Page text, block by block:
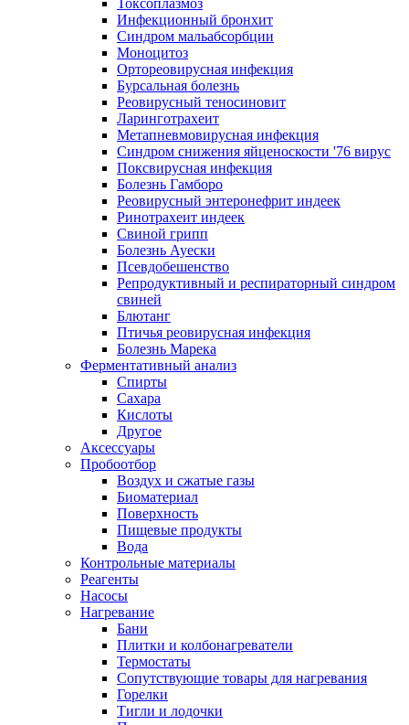
Токсоплазмоз
Инфекционный бронхит
Синдром мальабсорбции
Моноцитоз
Ортореовирусная инфекция
Бурсальная болезнь
Реовирусный теносиновит
Ларинготрахеит
Метапневмовирусная инфекция
Синдром снижения яйценоскости '76 вирус
Поксвирусная инфекция
Болезнь Гамборо
Реовирусный энтеронефрит индеек
Ринотрахеит индеек
Свиной грипп
Болезнь Ауески
Псевдобешенство
Репродуктивный и респираторный синдром
свиней
Блютанг
Птичья реовирусная инфекция
Болезнь Марека
Ферментативный анализ
Спирты
Сахара
Кислоты
Другое
Аксессуары
Пробоотбор
Воздух и сжатые газы
Биоматериал
Поверхность
Пищевые продукты
Вода
Контрольные материалы
Реагенты
Насосы
Нагревание
Бани
Плитки и колбонагреватели
Термостаты
Сопутствующие товары для нагревания
Горелки
Тигли и лодочки